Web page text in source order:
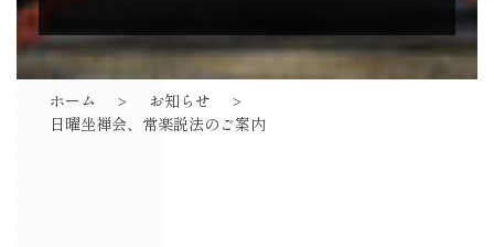
ホーム
お知らせ
日曜坐禅会、常楽説法のご案内